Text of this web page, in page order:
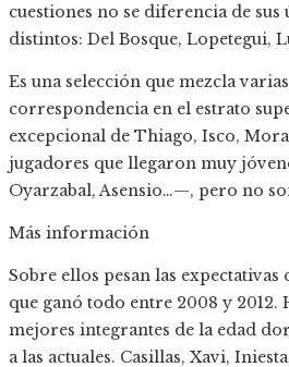
cuestiones no se diferencia de
distintos: Del Bosque, Lopetegui,
Es una selección que mezcla
correspondencia en el estrato
excepcional de Thiago, Isco,
jugadores que llegaron muy
Oyarzabal, Asensio…—, pero no
Más información
Sobre ellos pesan las
que ganó todo entre 2008 y
mejores integrantes de la edad
a las actuales. Casillas, Xavi,